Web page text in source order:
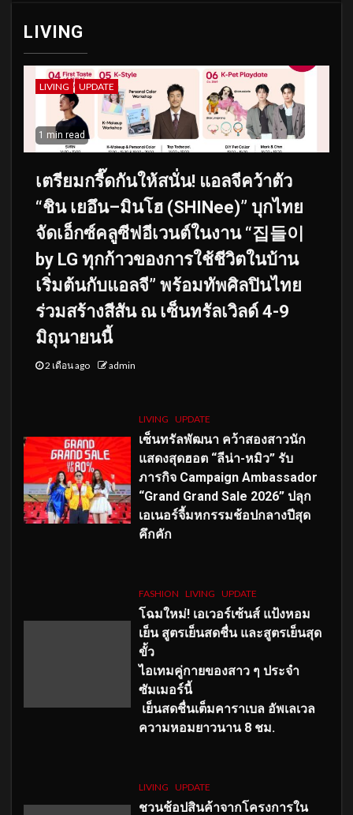
LIVING
LIVING UPDATE
1 min read
เตรียมกรี๊ดกันให้สนั่น! แอลจีคว้าตัว
“ชิน เยอึน–มินโฮ (SHINee)” บุกไทย
จัดเอ็กซ์คลูซีฟอีเวนต์ในงาน “집들이
by LG ทุกก้าวของการใช้ชีวิตในบ้าน
เริ่มต้นกับแอลจี” พร้อมทัพศิลปินไทย
ร่วมสร้างสีสัน ณ เซ็นทรัลเวิลด์ 4-9
มิถุนายนนี้
2 เดือน ago admin
LIVING UPDATE
เซ็นทรัลพัฒนา คว้าสองสาวนัก
แสดงสุดฮอต “ลีน่า-หมิว” รับ
ภารกิจ Campaign Ambassador
“Grand Grand Sale 2026” ปลุก
เอเนอร์จี้มหกรรมช้อปกลางปีสุด
คึกคัก
FASHION LIVING UPDATE
โฉมใหม่! เอเวอร์เซ้นส์ แป้งหอม
เย็น สูตรเย็นสดชื่น และสูตรเย็นสุด
ขั้ว
ไอเทมคู่กายของสาว ๆ ประจำ
ซัมเมอร์นี้
เย็นสดชื่นเต็มคาราเบล อัพเลเวล
ความหอมยาวนาน 8 ชม.
LIVING UPDATE
ชวนช้อปสินค้าจากโครงการใน